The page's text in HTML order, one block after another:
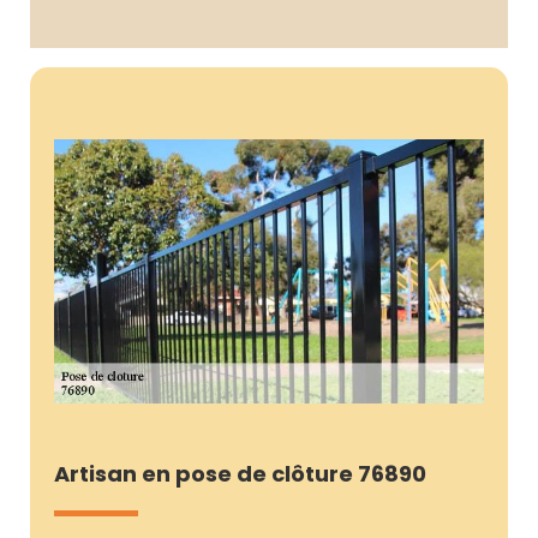
Artisan en pose de clôture 76890